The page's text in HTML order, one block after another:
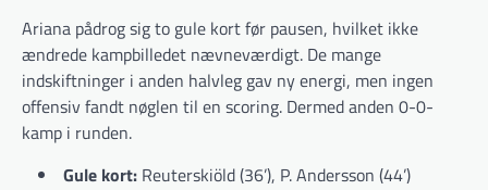
Ariana pådrog sig to gule kort før pausen, hvilket ikke
ændrede kampbilledet nævneværdigt. De mange
indskiftninger i anden halvleg gav ny energi, men ingen
offensiv fandt nøglen til en scoring. Dermed anden 0-0-
kamp i runden.
Gule kort: Reuterskiöld (36’), P. Andersson (44’)